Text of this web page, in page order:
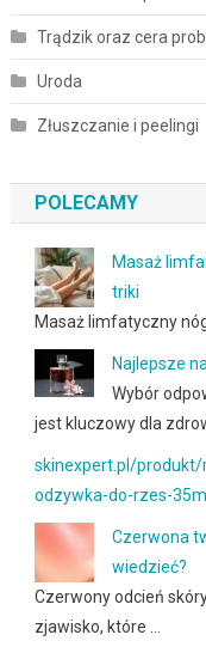
Trądzik oraz cera
Uroda
Złuszczanie i peelingi
POLECAMY
Masaż
triki
Masaż limfatyczny
Najlepsze
Wybór
jest kluczowy dla
skinexpert.pl/produkt/
odzywka-do-rzes-
Czerwona
wiedzieć?
Czerwony odcień
zjawisko, które …